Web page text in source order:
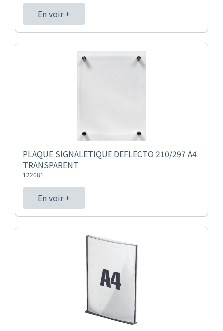
En voir +
PLAQUE SIGNALETIQUE DEFLECTO 210/297 A4
TRANSPARENT
122681
En voir +